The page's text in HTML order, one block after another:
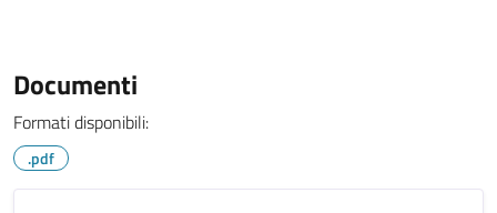
Documenti
Formati disponibili:
.pdf